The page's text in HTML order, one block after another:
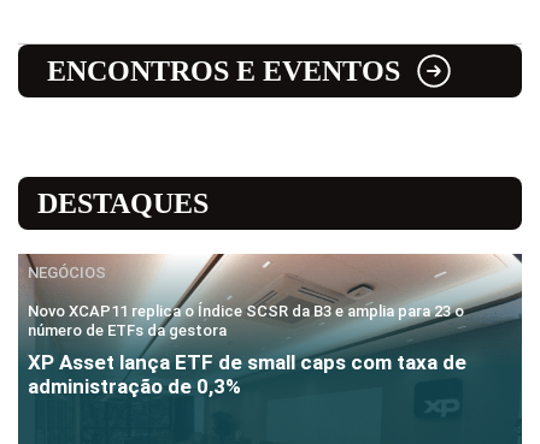
ENCONTROS E EVENTOS
DESTAQUES
NEGÓCIOS
Novo XCAP11 replica o Índice SCSR da B3 e amplia para 23 o
número de ETFs da gestora
XP Asset lança ETF de small caps com taxa de
administração de 0,3%